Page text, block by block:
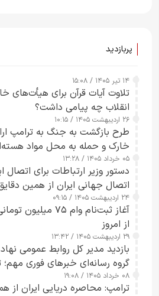
پربازدید
۱۴ تیر ۱۴۰۵ / ۱۵:۰۸
تلاوت آیات قرآن برای هیأت‌های
انقلاب چه پیامی داشت؟
۲۶ اردیبهشت ۱۴۰۵ / ۱۰:۱۵
طرح‌ بازگشت به جنگ به ترامپ
خارک و حمله به محل مواد
۰۵ خرداد ۱۴۰۵ / ۱۳:۲۸
دستور وزیر ارتباطات برای اتصال
اتصال جهانی ایران از همین
کامل مردم تا ۲۴ ساعت آینده
۲۴ اردیبهشت ۱۴۰۵ / ۰۹:۱۵
آغاز ثبت‌نام وام
از امروز
۲۹ اردیبهشت ۱۴۰۵ / ۱۳:۴۲
بازدید مدیر کل روابط عمومی
گروه رسانه‌ای خبرهای فوری
رسانه‌های هوشمند و مسئول در
۰۸ خرداد ۱۴۰۵ / ۱۹:۰۸
ترامپ: محاصره دریایی ایران از